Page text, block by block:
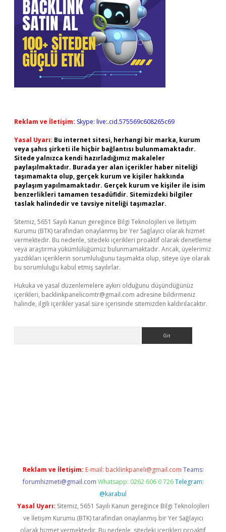
Reklam ve İletişim: Skype: live:.cid.575569c608265c69
Yasal Uyarı: Bu internet sitesi, herhangi bir marka, kurum
veya şahıs şirketi ile hiçbir bağlantısı bulunmamaktadır.
Sitede yalnızca kendi hazırladığımız makaleler
paylaşılmaktadır. Burada yer alan içerikler haber niteliği
taşımamakta olup, gerçek kurum ve kişiler hakkında
paylaşım yapılmamaktadır. Gerçek kurum ve kişiler ile isim
benzerlikleri tamamen tesadüfidir. Sitemizdeki bilgiler
taslak halindedir ve tavsiye niteliği taşımazlar.
Sitemiz, 5651 Sayılı Kanun gereğince Bilgi Teknolojileri ve İletişim
Kurumu (BTK) tarafından onaylanmış bir Yer Sağlayıcı olarak hizmet
vermektedir. Bu nedenle, sitedeki içerikleri proaktif olarak denetleme
veya araştırma yükümlülüğümüz bulunmamaktadır. Ancak, üyelerimiz
yazdıkları içeriklerin sorumluluğunu taşımakta olup, siteye üye olarak
bu sorumluluğu kabul etmiş sayılırlar.
Hukuka ve yasal düzenlemelere aykırı olduğunu düşündüğünüz
içerikleri, backlinkpanelicomtr@gmail.com adresine bildirmeniz
halinde, ilgili içerikler yasal süre içerisinde sitemizden kaldırılacaktır.
Reklam ve İletişim: E-mail: backlinkpaneli@gmail.com Teams:
forumhizmeti@gmail.com Whatsapp: 0262 606 0 726 Telegram:
@karabul
Yasal Uyarı: Sitemiz, 5651 Sayılı Kanun gereğince Bilgi Teknolojileri
ve İletişim Kurumu (BTK) tarafından onaylanmış bir Yer Sağlayıcı
olarak hizmet vermektedir. Bu nedenle, sitedeki içerikleri proaktif